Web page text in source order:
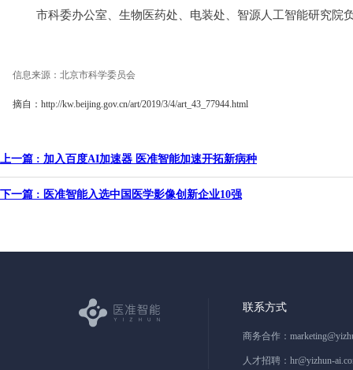
市科委办公室、生物医药处、电装处、智源人工智能研究院
信息来源：北京市科学委员会
摘自：http://kw.beijing.gov.cn/art/2019/3/4/art_43_77944.html
上一篇 : 加入百度AI加速器 医准智能加速开拓新病种
下一篇 : 医准智能入选中国医学影像创新企业10强
联系方式
商务合作：
人才招聘： hr@yizhun-